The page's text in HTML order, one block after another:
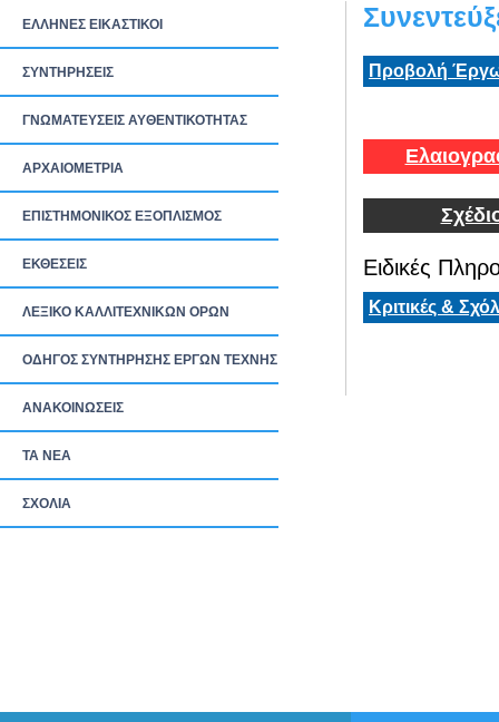
ΕΛΛΗΝΕΣ ΕΙΚΑΣΤΙΚΟΙ
ΣΥΝΤΗΡΗΣΕΙΣ
ΓΝΩΜΑΤΕΥΣΕΙΣ ΑΥΘΕΝΤΙΚΟΤΗΤΑΣ
ΑΡΧΑΙΟΜΕΤΡΙΑ
ΕΠΙΣΤΗΜΟΝΙΚΟΣ ΕΞΟΠΛΙΣΜΟΣ
ΕΚΘΕΣΕΙΣ
ΛΕΞΙΚΟ ΚΑΛΛΙΤΕΧΝΙΚΩΝ ΟΡΩΝ
ΟΔΗΓΟΣ ΣΥΝΤΗΡΗΣΗΣ ΕΡΓΩΝ ΤΕΧΝΗΣ
ΑΝΑΚΟΙΝΩΣΕΙΣ
ΤΑ ΝEΑ
ΣΧΟΛΙΑ
Προβολή
Ειδικές
Κριτικές &